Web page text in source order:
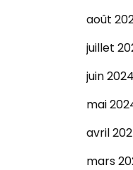
août
juillet
juin 2024
mai
avril
mars